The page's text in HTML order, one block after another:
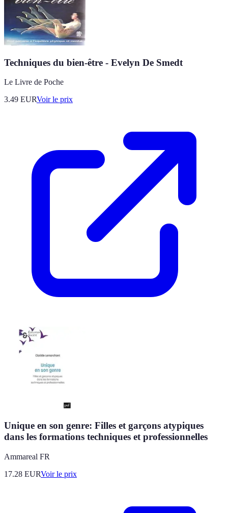
Techniques du bien-être - Evelyn De Smedt
Le Livre de Poche
3.49 EURVoir le prix
Unique en son genre: Filles et garçons atypiques
dans les formations techniques et professionnelles
Ammareal FR
17.28 EURVoir le prix